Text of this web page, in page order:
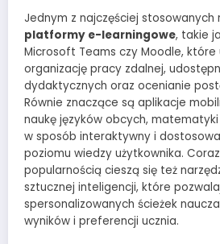
Jednym z najczęściej stosowanych
platformy e-learningowe, takie
Microsoft Teams czy Moodle, które
organizację pracy zdalnej,
dydaktycznych oraz ocenianie
Równie znaczące są aplikacje
naukę języków obcych,
w sposób interaktywny i
poziomu wiedzy użytkownika.
popularnością cieszą się też
sztucznej inteligencji, które
spersonalizowanych ścieżek
wyników i preferencji ucznia.